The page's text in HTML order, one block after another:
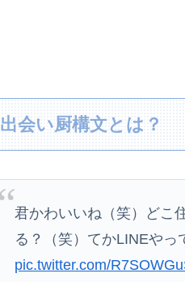
出会い厨構文とは？
君かわいいね（笑）どこ
る？（笑）てかLINEやっ
pic.twitter.com/